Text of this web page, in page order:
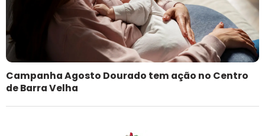
Campanha Agosto Dourado tem ação no Centro
de Barra Velha